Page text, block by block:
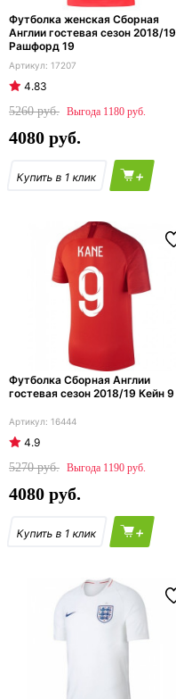
Футболка женская Сборная
Англии гостевая сезон 2018/19
Рашфорд 19
17207
4.83
5260
1180
4080
+
Футболка Сборная Англии
гостевая сезон 2018/19 Кейн 9
16444
4.9
5270
1190
4080
+